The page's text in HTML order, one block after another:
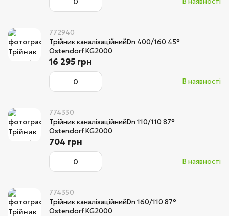
772940
Трійник каналізаційнийDn 400/160 45°
Ostendorf KG2000
В наявності
16 295 грн
774330
Трійник каналізаційнийDn 110/110 87°
Ostendorf KG2000
В наявності
704 грн
774350
Трійник каналізаційнийDn 160/110 87°
Ostendorf KG2000